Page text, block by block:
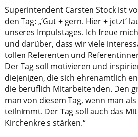
Superintendent Carsten Stock ist
den Tag: „‘Gut + gern. Hier + jetzt‘
unseres Impulstages. Ich freue
und darüber, dass wir viele
tollen Referenten und
Der Tag soll motivieren und
diejenigen, die sich ehrenamtlich
die beruflich Mitarbeitenden. Den
man von diesem Tag, wenn man als
teilnimmt. Der Tag soll auch das
Kirchenkreis stärken.“